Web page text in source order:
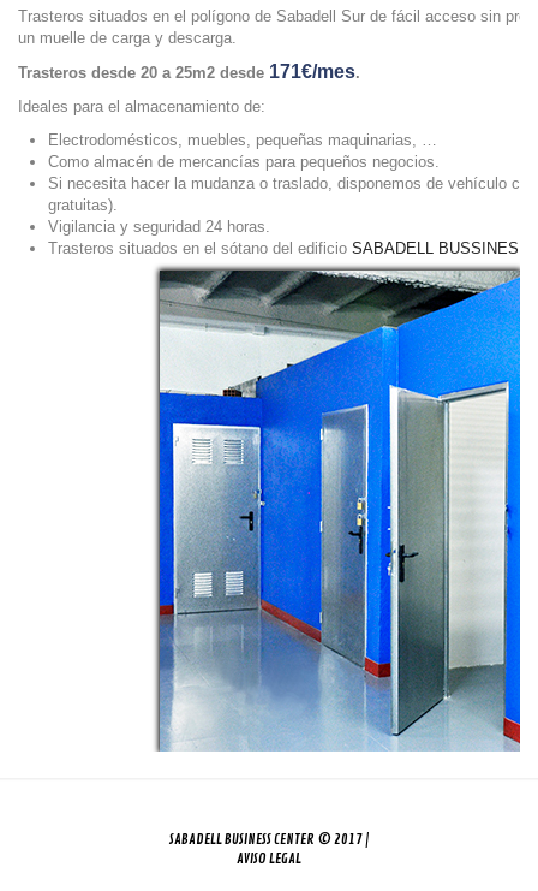
Trasteros situados en el polígono de Sabadell Sur de fácil acceso sin
un muelle de carga y descarga.
Trasteros desde 20 a 25m2 desde 171€/mes.
Ideales para el almacenamiento de:
Electrodomésticos, muebles, pequeñas maquinarias, …
Como almacén de mercancías para pequeños negocios.
Si necesita hacer la mudanza o traslado, disponemos de vehículo
gratuitas).
Vigilancia y seguridad 24 horas.
Trasteros situados en el sótano del edificio SABADELL BUSSINES
SABADELL BUSINESS CENTER © 2017 |
AVISO LEGAL